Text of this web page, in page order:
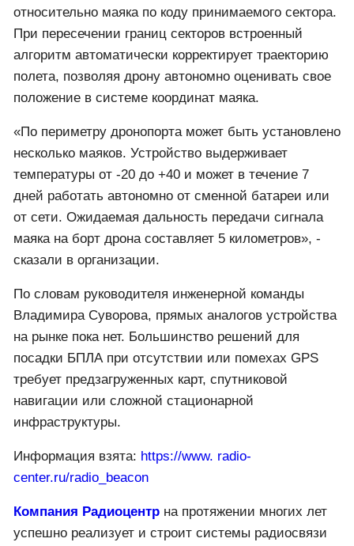
относительно маяка по коду принимаемого сектора.
При пересечении границ секторов встроенный
алгоритм автоматически корректирует траекторию
полета, позволяя дрону автономно оценивать свое
положение в системе координат маяка.
«По периметру дронопорта может быть установлено
несколько маяков. Устройство выдерживает
температуры от -20 до +40 и может в течение 7
дней работать автономно от сменной батареи или
от сети. Ожидаемая дальность передачи сигнала
маяка на борт дрона составляет 5 километров», -
сказали в организации.
По словам руководителя инженерной команды
Владимира Суворова, прямых аналогов устройства
на рынке пока нет. Большинство решений для
посадки БПЛА при отсутствии или помехах GPS
требует предзагруженных карт, спутниковой
навигации или сложной стационарной
инфраструктуры.
Информация взята: https://www. radio-
center.ru/radio_beacon
Компания Радиоцентр на протяжении многих лет
успешно реализует и строит системы радиосвязи